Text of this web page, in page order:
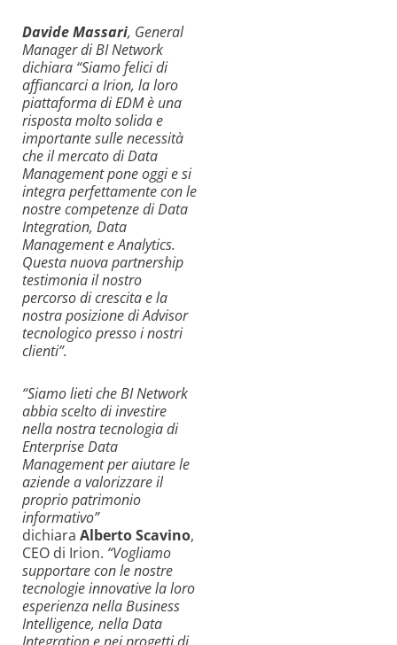
Davide Massari, General
Manager di BI Network
dichiara “Siamo felici di
affiancarci a Irion, la loro
piattaforma di EDM è una
risposta molto solida e
importante sulle necessità
che il mercato di Data
Management pone oggi e si
integra perfettamente con le
nostre competenze di Data
Integration, Data
Management e Analytics.
Questa nuova partnership
testimonia il nostro
percorso di crescita e la
nostra posizione di Advisor
tecnologico presso i nostri
clienti”.
“Siamo lieti che BI Network
abbia scelto di investire
nella nostra tecnologia di
Enterprise Data
Management per aiutare le
aziende a valorizzare il
proprio patrimonio
informativo”
dichiara Alberto Scavino,
CEO di Irion. “Vogliamo
supportare con le nostre
tecnologie innovative la loro
esperienza nella Business
Intelligence, nella Data